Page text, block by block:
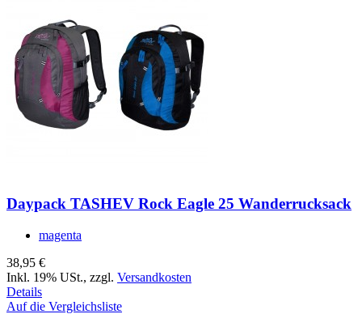
Daypack TASHEV Rock Eagle 25 Wanderrucksack
magenta
38,95 €
Inkl. 19% USt., zzgl. Versandkosten
Details
Auf die Vergleichsliste